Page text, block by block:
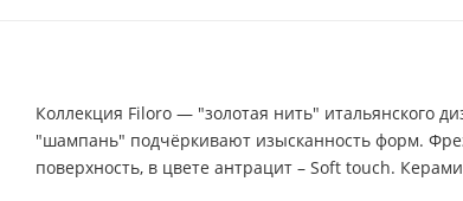
Коллекция Filoro — "золотая нить" итальянского
"шампань" подчёркивают изысканность форм.
поверхность, в цвете антрацит – Soft touch.